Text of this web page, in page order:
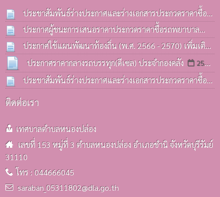
ประชาสัมพันธ์ร่างประกาศและร่างเอกสารประกวดราคาซื้อ
รถบรรทุก(ดีเซล) ประจำกองคลังฯ
13 ก.ค. 2569
ประกาศผู้ชนะการเสนอราคาประกวดราคาซื้อรถพยาบาล
ฉุกเฉิน(รถกระบะ) ด้วยวิธีประกวดราคาอิเล็กทรอนิกส์(e-
bidding)
08 ก.ค. 2569
ประกาศใช้แผนพัฒนาท้องถิ่น (พ.ศ. 2566 - 2570) เพิ่มเติม
ครั้งที่ 3 / 2569
06 ก.ค. 2569
ประกาศราคากลางรถบรรทุก(ดีเซล) ประจำกองคลัง
25
มิ.ย. 2569
ประชาสัมพันธ์ร่างประกาศและร่างเอกสารประกวดราคาซื้อ
รถบรรทุก(ดีเซล) ประจำกองคลังฯ
ติดต่อเรา
เทศบาลตำบลหนองปล่อง
เลขที่ 153 หมู่ที่ 3 ตำบลหนองปล่อง อำเภอชำนิ จังหวัดบุรีรัมย์
31110
โทร : 044666045
saraban_05311802@dla.go.th